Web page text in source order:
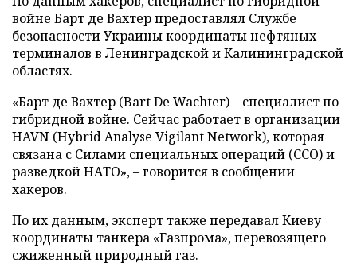
войне Барт де Вахтер предоставлял Службе
безопасности Украины координаты нефтяных
терминалов в Ленинградской и Калининградской
областях.
«Барт де Вахтер (Bart De Wachter) – специалист по
гибридной войне. Сейчас работает в организации
HAVN (Hybrid Analyse Vigilant Network), которая
связана с Силами специальных операций (ССО) и
разведкой НАТО», – говорится в сообщении
хакеров.
По их данным, эксперт также передавал Киеву
координаты танкера «Газпрома», перевозящего
сжиженный природный газ.